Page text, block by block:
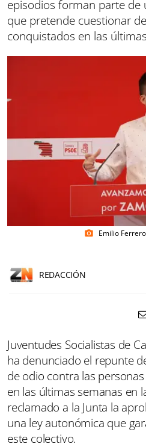
episodios forman parte de
que pretende cuestionar
conquistados en las
photo_camera Emilio
REDACCIÓN
Juventudes Socialistas de
ha denunciado el repunte
de odio contra las
en las últimas semanas en
reclamado a la Junta la
una ley autonómica que
este colectivo.